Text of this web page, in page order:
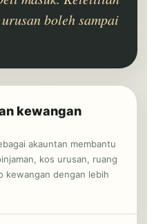
boleh sampai
kewangan
akauntan membantu
kos urusan, ruang
kewangan dengan lebih